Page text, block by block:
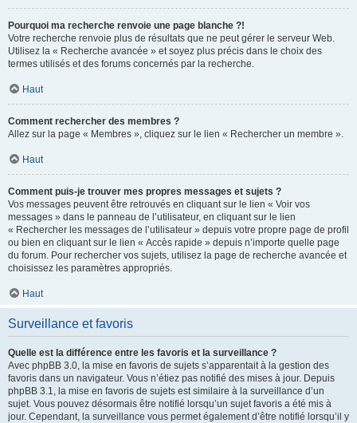
Pourquoi ma recherche renvoie une page blanche ?!
Votre recherche renvoie plus de résultats que ne peut gérer le serveur Web.
Utilisez la « Recherche avancée » et soyez plus précis dans le choix des
termes utilisés et des forums concernés par la recherche.
Haut
Comment rechercher des membres ?
Allez sur la page « Membres », cliquez sur le lien « Rechercher un membre ».
Haut
Comment puis-je trouver mes propres messages et sujets ?
Vos messages peuvent être retrouvés en cliquant sur le lien « Voir vos
messages » dans le panneau de l’utilisateur, en cliquant sur le lien
« Rechercher les messages de l’utilisateur » depuis votre propre page de profil
ou bien en cliquant sur le lien « Accès rapide » depuis n’importe quelle page
du forum. Pour rechercher vos sujets, utilisez la page de recherche avancée et
choisissez les paramètres appropriés.
Haut
Surveillance et favoris
Quelle est la différence entre les favoris et la surveillance ?
Avec phpBB 3.0, la mise en favoris de sujets s’apparentait à la gestion des
favoris dans un navigateur. Vous n’étiez pas notifié des mises à jour. Depuis
phpBB 3.1, la mise en favoris de sujets est similaire à la surveillance d’un
sujet. Vous pouvez désormais être notifié lorsqu’un sujet favoris a été mis à
jour. Cependant, la surveillance vous permet également d’être notifié lorsqu’il y